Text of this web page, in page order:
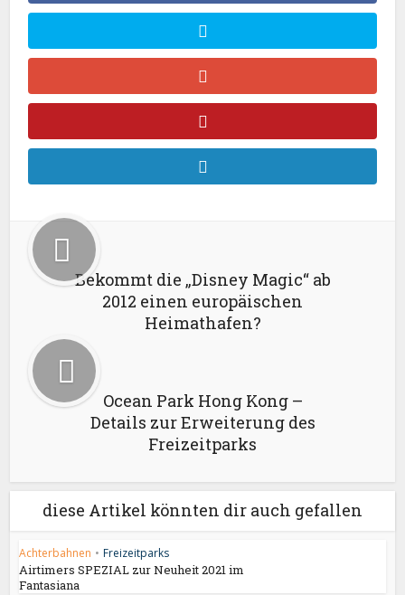
Bekommt die „Disney Magic“ ab
2012 einen europäischen
Heimathafen?
Ocean Park Hong Kong –
Details zur Erweiterung des
Freizeitparks
diese Artikel könnten dir auch gefallen
Achterbahnen • Freizeitparks
Airtimers SPEZIAL zur Neuheit 2021 im
Fantasiana